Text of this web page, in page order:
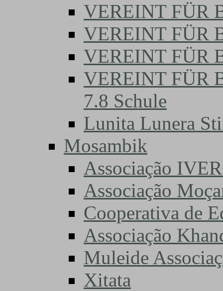
VEREINT FÜR
VEREINT FÜR
VEREINT FÜR
VEREINT FÜR
7.8 Schule
Lunita Lunera
Mosambik
Associação
Associação
Cooperativa de
Associação
Muleide
Xitata